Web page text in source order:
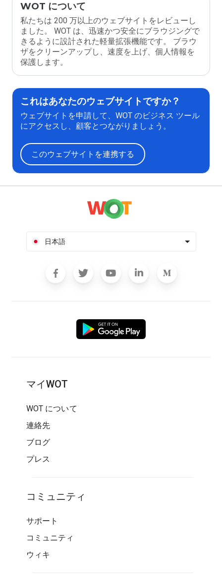
WOT について
私たちは 200 万以上のウェブサイトをレビューし
ました。 WOT は、迅速かつ安全にブラウジングで
きるように設計された軽量拡張機能です。 ブラウ
ザをクリーンアップし、速度を上げ、個人情報を
保護します。
これはあなたのウェブサイトですか？
ウェブサイトを申請して、WOT のビジネス ツール
にアクセスし、顧客とつながりましょう。
このウェブサイトを連携する
日本語
マイWOT
WOT について
連絡先
ブログ
プレス
コミュニティ
サポート
コミュニティ
ウィキ